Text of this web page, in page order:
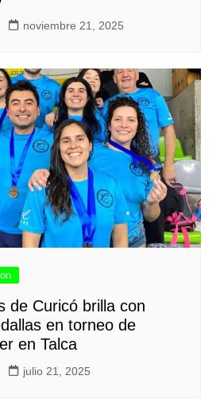
noviembre 21, 2025
de Curicó brilla con
en torneo de
en Talca
julio 21, 2025